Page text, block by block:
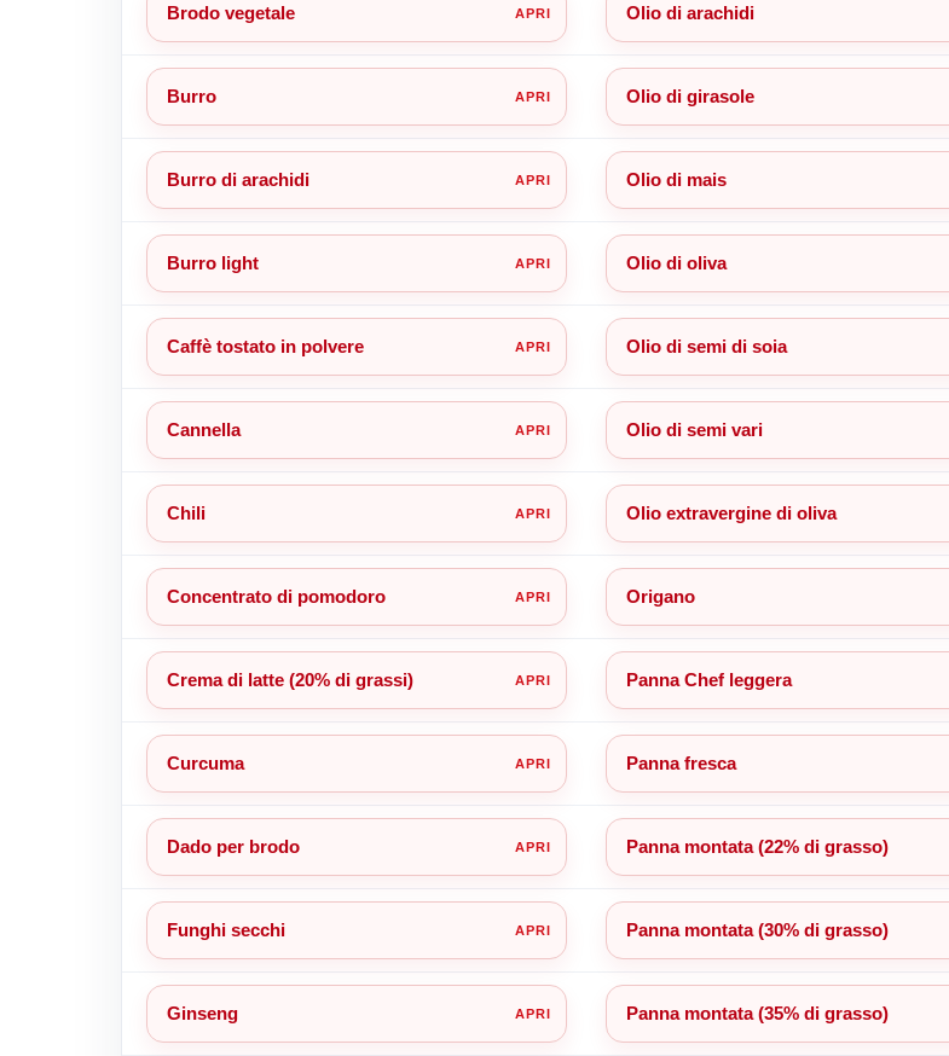
Brodo vegetale Olio di arachidi
Burro Olio di girasole
Burro di arachidi Olio di mais
Burro light Olio di oliva
Caffè tostato in polvere Olio di semi di soia
Cannella Olio di semi vari
Chili Olio extravergine di oliva
Concentrato di pomodoro Origano
Crema di latte (20% di grassi) Panna Chef leggera
Curcuma Panna fresca
Dado per brodo Panna montata (22% di grasso)
Funghi secchi Panna montata (30% di grasso)
Ginseng Panna montata (35% di grasso)